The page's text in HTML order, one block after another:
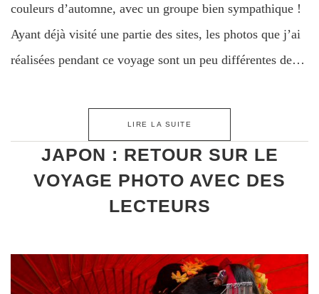
couleurs d’automne, avec un groupe bien sympathique !
Ayant déjà visité une partie des sites, les photos que j’ai
réalisées pendant ce voyage sont un peu différentes de…
LIRE LA SUITE
JAPON : RETOUR SUR LE
VOYAGE PHOTO AVEC DES
LECTEURS